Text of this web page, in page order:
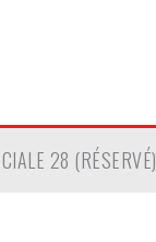
28 (RÉSERVÉ)